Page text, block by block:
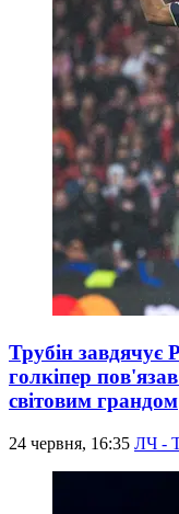
Трубін завдячує
голкіпер
світовим грандом
24 червня, 16:35 ЛЧ -